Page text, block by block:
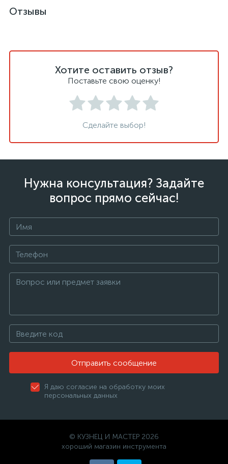
Отзывы
Хотите оставить отзыв?
Поставьте свою оценку!
Сделайте выбор!
Нужна консультация? Задайте
вопрос прямо сейчас!
Отправить сообщение
Я даю согласие на обработку моих
персональных данных
© КУЗНЕЦ И МАСТЕР 2026
хороший магазин инструмента